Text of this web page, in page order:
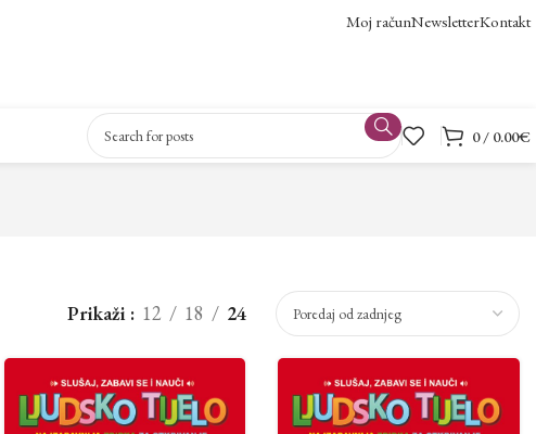
Moj računNewsletterKontakt
0/ 0.00€
Prikaži 12 18 24